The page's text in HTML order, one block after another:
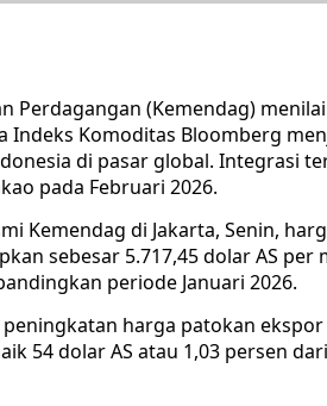
Perdagangan (Kemendag)
Indeks Komoditas Bloomberg
di pasar global. Integrasi
pada Februari 2026.
Kemendag di Jakarta, Senin,
sebesar 5.717,45 dolar AS
periode Januari 2026.
harga patokan ekspor
54 dolar AS atau 1,03 persen